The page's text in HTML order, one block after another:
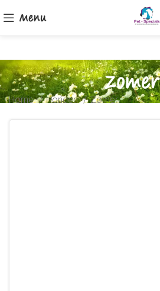
Menu
Zomer
Home Honden Zomer